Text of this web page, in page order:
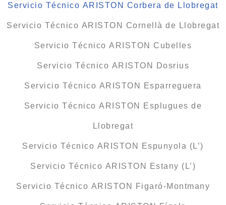
Servicio Técnico ARISTON Corbera de Llobregat
Servicio Técnico ARISTON Cornellà de Llobregat
Servicio Técnico ARISTON Cubelles
Servicio Técnico ARISTON Dosrius
Servicio Técnico ARISTON Esparreguera
Servicio Técnico ARISTON Esplugues de
Llobregat
Servicio Técnico ARISTON Espunyola (L’)
Servicio Técnico ARISTON Estany (L’)
Servicio Técnico ARISTON Figaró-Montmany